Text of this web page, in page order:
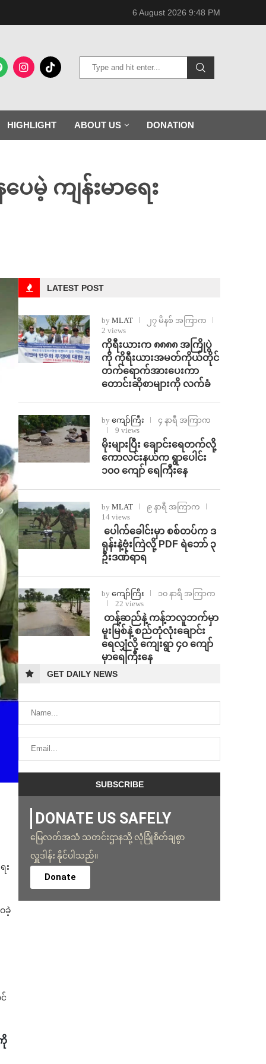
6 August 2026 9:48 PM
HIGHLIGHT ABOUT US DONATION
ေမဲ့ ကျန်းမာရေး
း
ခဲ့
LATEST POST
by MLAT
၂၇ မိနစ် အကြာက
2 views
ကိုရီးယားက ၈၈၈၈ အကြိုပွဲ
ကို ကိုရီးယားအမတ်ကိုယ်တိုင်
တက်ရောက်အားပေးကာ
တောင်းဆိုစာများကို လက်ခံ
by ကျော်ကြီး
၄ နာရီ အကြာက
9 views
⁨မိုးများပြီး ချောင်းရေတက်လို့
ကောလင်းနယ်က ရွာပေါင်း
၁၀၀ ကျော် ရေကြီးနေ
by MLAT
၉ နာရီ အကြာက
14 views
⁩ ⁨ပေါက်ခေါင်းမှာ စစ်တပ်က ဒ
ရုန်းနဲ့ဗုံးကြဲလို့ PDF ရဲဘော် ၃
ဦးဒဏ်ရာရ
by ကျော်ကြီး
၁၀ နာရီ အကြာက
22 views
⁩ ⁨တန့်ဆည်နဲ့ ကန့်ဘလူဘက်မှာ
မူးမြစ်နဲ့ စည်တုံလုံးချောင်း
ရေလျှံလို့ ကျေးရွာ ၄၀ ကျော်
မှာရေကြီးနေ
GET DAILY NEWS
DONATE US SAFELY
မြေလတ်အသံ သတင်းဌာနသို့ လုံခြုံစိတ်ချစွာ
လှူဒါန်း နိုင်ပါသည်။
Donate